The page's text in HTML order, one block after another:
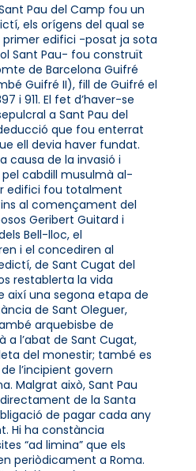
Pau del Camp fou un
els orígens del qual se
primer edifici -posat ja sota
Sant Pau- fou construït
de Barcelona Guifré
Guifré II), fill de Guifré el
i 911. El fet d’haver-se
a Sant Pau del
que fou enterrat
ell devia haver fundat.
causa de la invasió i
cabdill musulmà al-
edifici fou totalment
al començament del
Geribert Guitard i
Bell-lloc, el
i el concediren al
de Sant Cugat del
restablerta la vida
així una segona etapa de
de Sant Oleguer,
arquebisbe de
a l’abat de Sant Cugat,
del monestir; també es
l’incipient govern
Malgrat això, Sant Pau
de la Santa
de pagar cada any
Hi ha constància
“ad limina” que els
periòdicament a Roma.